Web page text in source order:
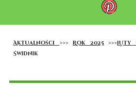
Aktualności >>> Rok 2025>>>Luty
Świdnik